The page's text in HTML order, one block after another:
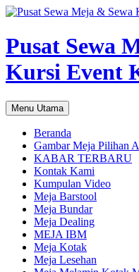
Pusat Sewa
Kursi Event
Cari
Menu Utama Langsung
ke
isi
Beranda
Gambar Meja Pilihan
KABAR TERBARU
Kontak Kami
Kumpulan Video
Meja Barstool
Meja Bundar
Meja Dealing
MEJA IBM
Meja Kotak
Meja Lesehan